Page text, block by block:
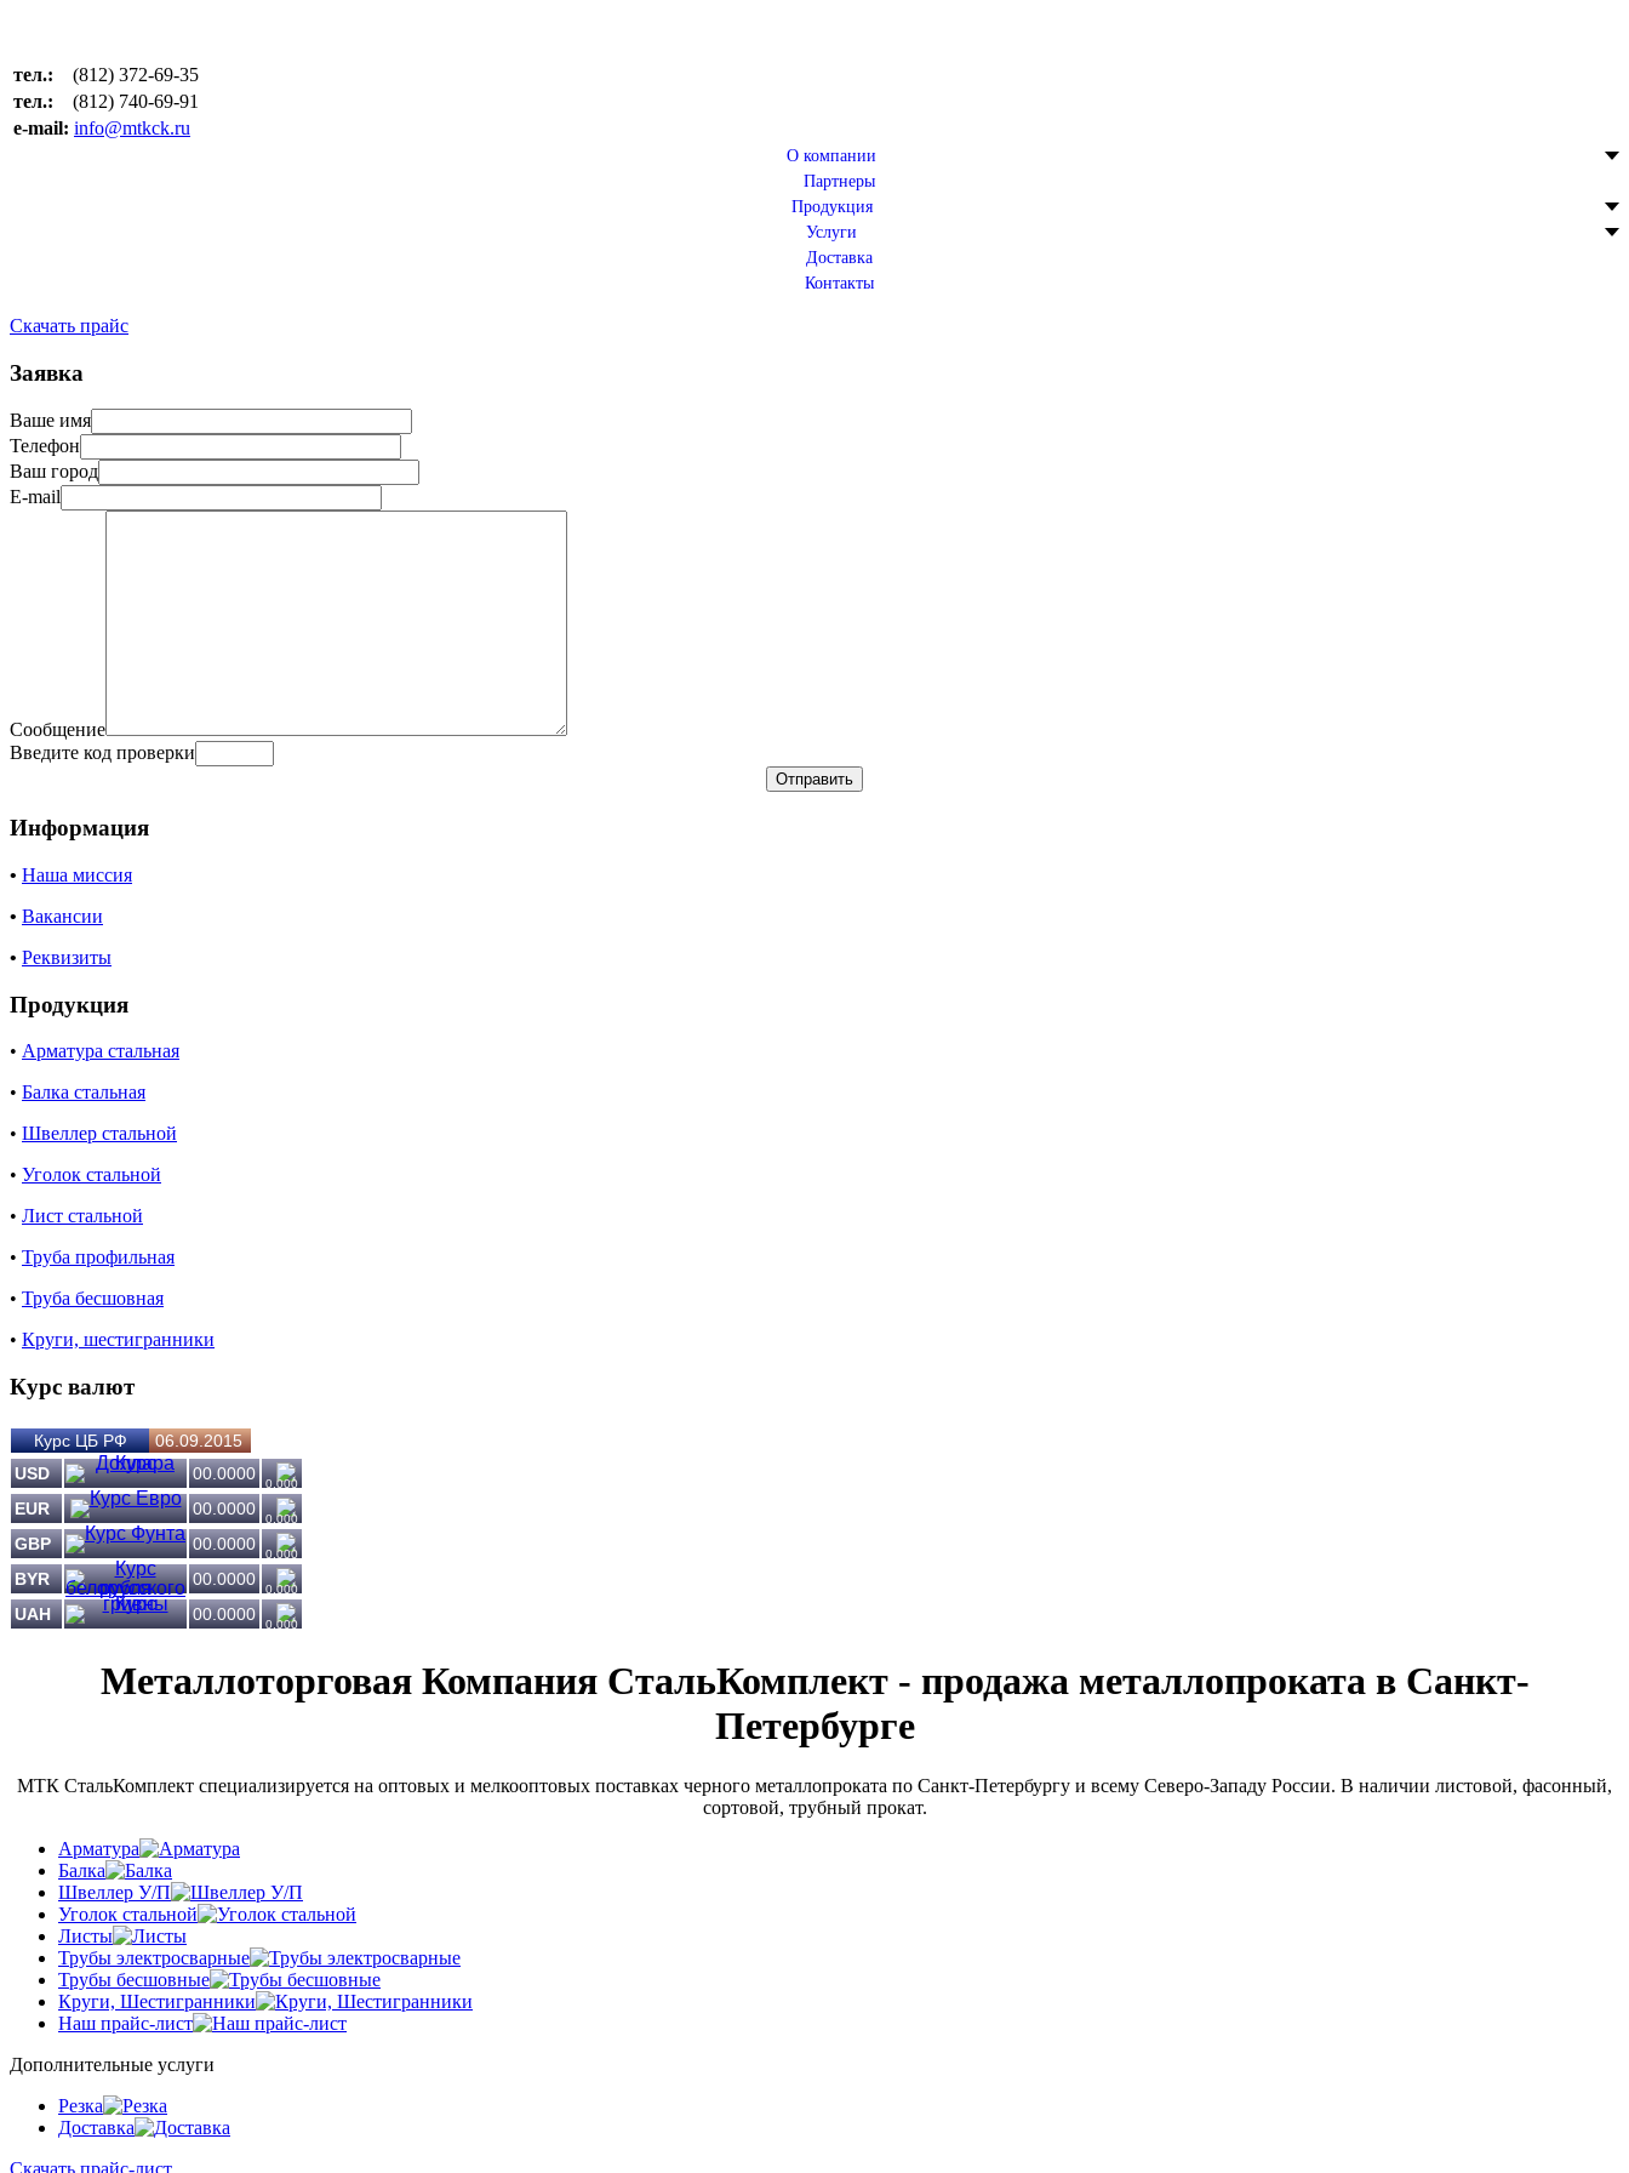
тел.: (812) 372-69-35
тел.: (812) 740-69-91
e-mail: info@mtkck.ru
О компании
Партнеры
Продукция
Услуги
Доставка
Контакты
Скачать прайс
Заявка
Ваше имя
Телефон
Ваш город
E-mail
Сообщение
Введите код проверки
Информация
• Наша миссия
• Вакансии
• Реквизиты
Продукция
• Арматура стальная
• Балка стальная
• Швеллер стальной
• Уголок стальной
• Лист стальной
• Труба профильная
• Труба бесшовная
• Круги, шестигранники
Курс валют
Курс ЦБ РФ
06.09.2015
USD
00.0000
0.000
EUR 00.0000
0.000
GBP 00.0000
0.000
BYR 00.0000
0.000
UAH 00.0000
0.000
Металлоторговая Компания СтальКомплект - продажа металлопроката в Санкт-
Петербурге
МТК СтальКомплект специализируется на оптовых и мелкооптовых поставках черного металлопроката по Санкт-Петербургу и всему Северо-Западу России. В наличии листовой, фасонный,
сортовой, трубный прокат.
Арматура
Балка
Швеллер У/П
Уголок стальной
Листы
Трубы электросварные
Трубы бесшовные
Круги, Шестигранники
Наш прайс-лист
Дополнительные услуги
Резка
Доставка
Скачать прайс-лист